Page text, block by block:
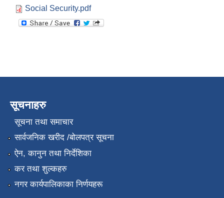
Social Security.pdf
सूचनाहरु
सूचना तथा समाचार
सार्वजनिक खरीद /बोलपत्र सूचना
ऐन, कानुन तथा निर्देशिका
कर तथा शुल्कहरु
नगर कार्यपालिकाका निर्णयहरू